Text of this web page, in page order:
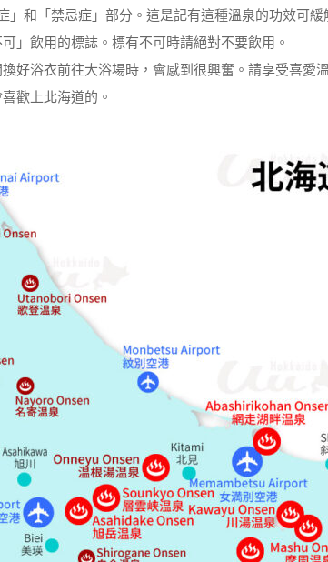
和「禁忌症」部分。這是記有這種溫泉的功效可
」飲用的標誌。標有不可時請絕對不要飲用。
好浴衣前往大浴場時，會感到很興奮。請享受喜愛
歡上北海道的。